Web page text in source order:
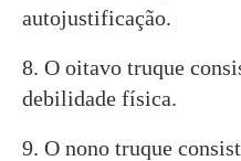
autojustificação.
8. O oitavo truque
debilidade física.
9. O nono truque